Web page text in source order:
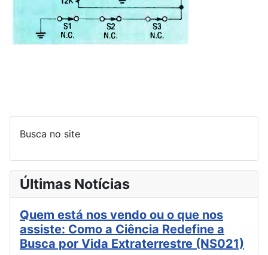
Busca no site
Últimas Notícias
Quem está nos vendo ou o que nos
assiste: Como a Ciência Redefine a
Busca por Vida Extraterrestre (NS021)